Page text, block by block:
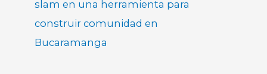
slam en una herramienta para
construir comunidad en
Bucaramanga